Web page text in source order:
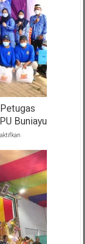
Buniayu
pada
Tangerang
Bantu
128
Petugas
Penggali
Makam
Covid-
19
TPU
Buniayu